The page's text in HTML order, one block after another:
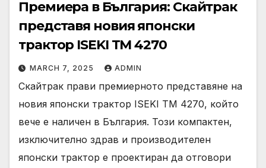
Премиера в България: Скайтрак
представя новия японски
трактор ISEKI TM 4270
MARCH 7, 2025 ADMIN
Скайтрак прави премиерното представяне на
новия японски трактор ISEKI TM 4270, който
вече е наличен в България. Този компактен,
изключително здрав и производителен
японски трактор е проектиран да отговори